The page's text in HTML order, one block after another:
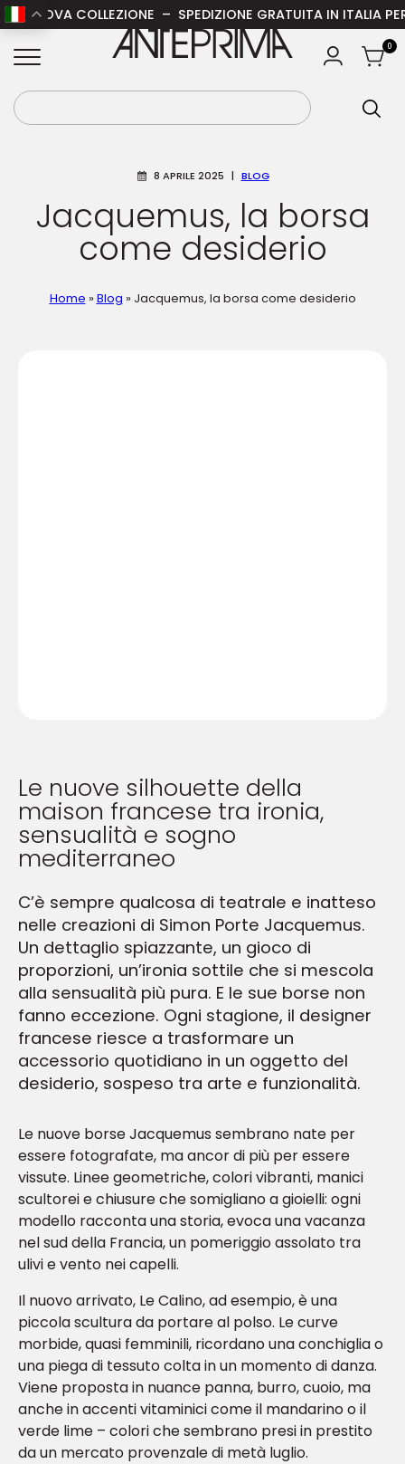
– SPEDIZIONE GRATUITA IN ITALIA PER ORDINI
0
8 APRILE 2025 | BLOG
Jacquemus, la borsa
come desiderio
Home » Blog » Jacquemus, la borsa come desiderio
Le nuove silhouette della
maison francese tra ironia,
sensualità e sogno
mediterraneo
C’è sempre qualcosa di teatrale e inatteso
nelle creazioni di Simon Porte Jacquemus.
Un dettaglio spiazzante, un gioco di
proporzioni, un’ironia sottile che si mescola
alla sensualità più pura. E le sue borse non
fanno eccezione. Ogni stagione, il designer
francese riesce a trasformare un
accessorio quotidiano in un oggetto del
desiderio, sospeso tra arte e funzionalità.
Le nuove borse Jacquemus sembrano nate per
essere fotografate, ma ancor di più per essere
vissute. Linee geometriche, colori vibranti, manici
scultorei e chiusure che somigliano a gioielli: ogni
modello racconta una storia, evoca una vacanza
nel sud della Francia, un pomeriggio assolato tra
ulivi e vento nei capelli.
Il nuovo arrivato, Le Calino, ad esempio, è una
piccola scultura da portare al polso. Le curve
morbide, quasi femminili, ricordano una conchiglia o
una piega di tessuto colta in un momento di danza.
Viene proposta in nuance panna, burro, cuoio, ma
anche in accenti vitaminici come il mandarino o il
verde lime – colori che sembrano presi in prestito
da un mercato provenzale di metà luglio.